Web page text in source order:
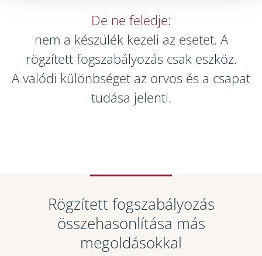
De ne feledje:
nem a készülék kezeli az esetet. A
rögzített fogszabályozás csak eszköz.
A valódi különbséget az orvos és a csapat
tudása jelenti.
Rögzített fogszabályozás
összehasonlítása más
megoldásokkal